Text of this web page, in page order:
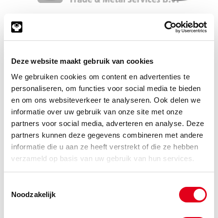
Deze website maakt gebruik van cookies
We gebruiken cookies om content en advertenties te
personaliseren, om functies voor social media te bieden
en om ons websiteverkeer te analyseren. Ook delen we
informatie over uw gebruik van onze site met onze
partners voor social media, adverteren en analyse. Deze
partners kunnen deze gegevens combineren met andere
informatie die u aan ze heeft verstrekt of die ze hebben
verzameld op basis van uw gebruik van hun services.
Noodzakelijk